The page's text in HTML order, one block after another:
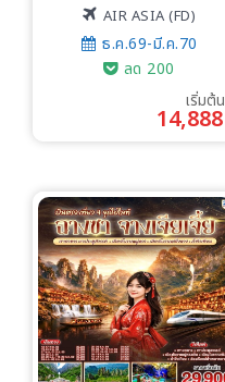
เรือเจ้าพระยา
AIR ASIA (FD)
ธ.ค.69-มี.ค.70
ลด 200
เริ่มต้น
14,888